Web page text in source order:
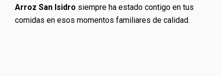
Arroz San Isidro siempre ha estado contigo en tus
comidas en esos momentos familiares de calidad.